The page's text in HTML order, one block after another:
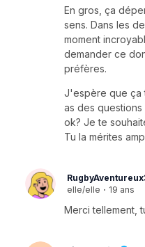
En gros, ça
sens. Dans les
moment
demander ce
préfères.
J'espère que ça
as des questions
ok? Je te
Tu la mérites
elle/elle · 19 ans
Merci tellement,